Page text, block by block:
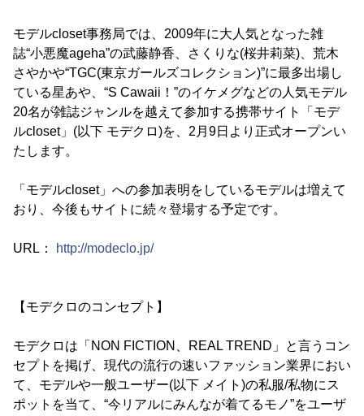
モデルcloset事務局では、2009年に大人気となった雑
誌“小悪魔ageha”の武藤静香、さくりな(桜井莉菜)、荒木
さやかや“TGC(東京ガールズコレクション)”に最多出場し
ている星あや、“S Cawaii！”のイケメグなどの人気モデル
20名が雑誌ジャンルを越えて参加する携帯サイト「モデ
ルcloset」(以下 モデクロ)を、2月9日より正式オープンい
たします。
「モデルcloset」への参加表明をしているモデルは増えて
おり、今後もサイトに続々登場する予定です。
URL： http://modeclo.jp/
【モデクロのコンセプト】
モデクロは「NON FICTION、REAL TREND」と言うコン
セプトを掲げ、現代の流行の速いファッション業界におい
て、モデルや一般ユーザー(以下 メイト)の私服/私物にス
ポットを当て、“今リアルにみんなが着てるモノ”をユーザ